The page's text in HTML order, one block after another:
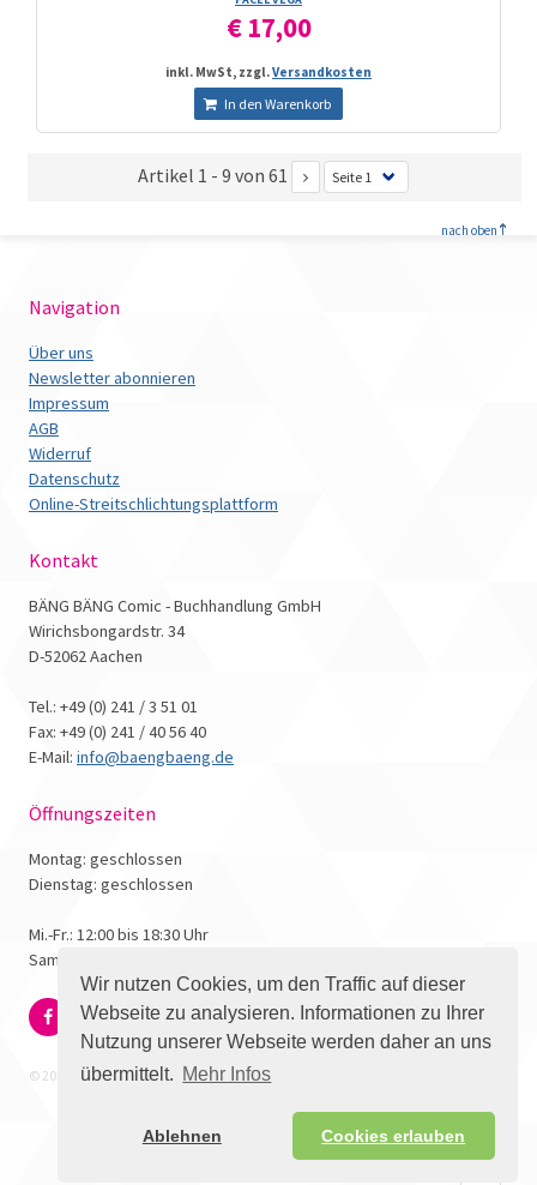
Wir nutzen Cookies, um den Traffic auf dieser
Webseite zu analysieren. Informationen zu Ihrer
Nutzung unserer Webseite werden daher an uns
übermittelt. Mehr Infos
Ablehnen Cookies erlauben
€ 17,00
inkl. MwSt, zzgl.Versandkosten
In den Warenkorb
Artikel 1 - 9 von 61
nach oben
Navigation
Über uns
Newsletter abonnieren
Impressum
AGB
Widerruf
Datenschutz
Online-Streitschlichtungsplattform
Kontakt
BÄNG BÄNG Comic - Buchhandlung GmbH
Wirichsbongardstr. 34
D-52062 Aachen
Tel.: +49 (0) 241 / 3 51 01
Fax: +49 (0) 241 / 40 56 40
E-Mail: info@baengbaeng.de
Öffnungszeiten
Montag: geschlossen
Dienstag: geschlossen
Mi.-Fr.: 12:00 bis 18:30 Uhr
Samstag: 10:00 bis 17:00 Uhr
© 2026 - Bäng Bäng Comicbuchhandlung